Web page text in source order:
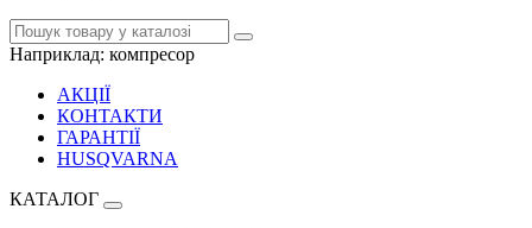
Наприклад: компресор
АКЦІЇ
КОНТАКТИ
ГАРАНТІЇ
HUSQVARNA
КАТАЛОГ